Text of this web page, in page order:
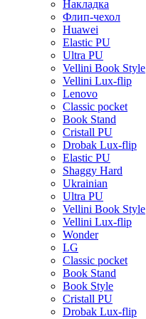
Накладка
Флип-чехол
Huawei
Elastic PU
Ultra PU
Vellini Book Style
Vellini Lux-flip
Lenovo
Classic pocket
Book Stand
Cristall PU
Drobak Lux-flip
Elastic PU
Shaggy Hard
Ukrainian
Ultra PU
Vellini Book Style
Vellini Lux-flip
Wonder
LG
Classic pocket
Book Stand
Book Style
Cristall PU
Drobak Lux-flip